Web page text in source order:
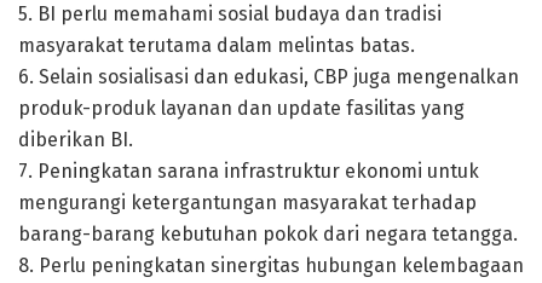
5. BI perlu memahami sosial budaya dan tradisi
masyarakat terutama dalam melintas batas.
6. Selain sosialisasi dan edukasi, CBP juga mengenalkan
produk-produk layanan dan update fasilitas yang
diberikan BI.
7. Peningkatan sarana infrastruktur ekonomi untuk
mengurangi ketergantungan masyarakat terhadap
barang-barang kebutuhan pokok dari negara tetangga.
8. Perlu peningkatan sinergitas hubungan kelembagaan